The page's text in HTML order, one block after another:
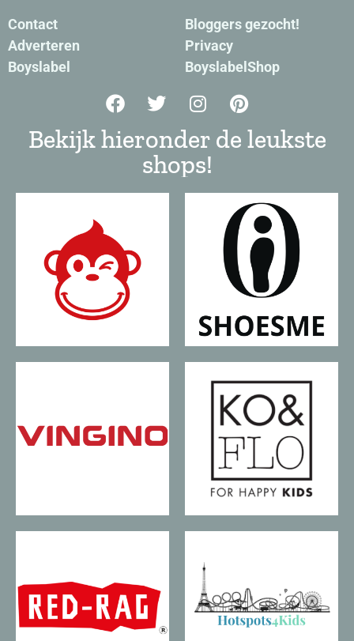
Contact
Adverteren
Boyslabel
Bloggers gezocht!
Privacy
BoyslabelShop
Bekijk hieronder de leukste
shops!